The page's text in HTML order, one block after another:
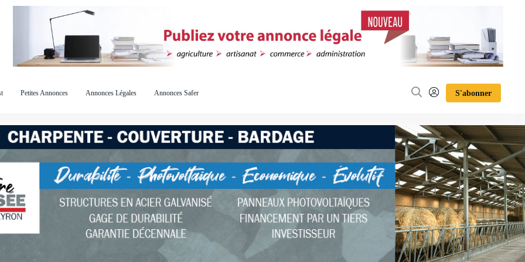
Petites Annonces Annonces Légales Annonces Safer S'abonner